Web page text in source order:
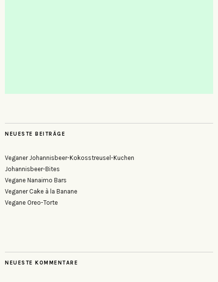
NEUESTE BEITRÄGE
Veganer Johannisbeer-Kokosstreusel-Kuchen
Johannisbeer-Bites
Vegane Nanaimo Bars
Veganer Cake à la Banane
Vegane Oreo-Torte
NEUESTE KOMMENTARE